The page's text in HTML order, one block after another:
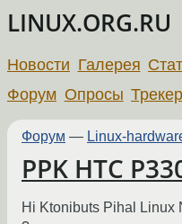
LINUX.ORG.RU
Новости Галерея
Форум Опросы Трекер
Форум — Linux-
PPK HTC
Hi Ktonibuts Pihal Linux